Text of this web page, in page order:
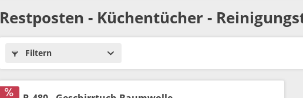
Restposten - Küchentücher -
Filtern